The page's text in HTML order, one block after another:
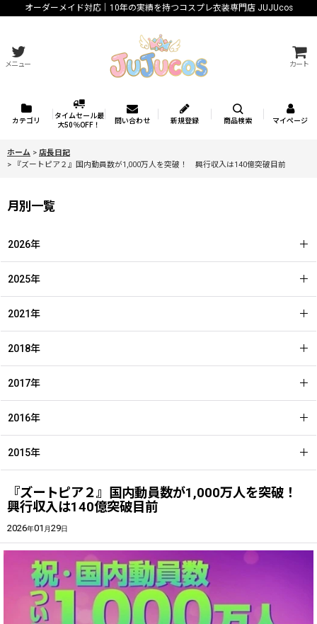
オーダーメイド対応｜10年の実績を持つコスプレ衣装専門店 JUJUcos
メニュー カート
カテゴリ
タイムセール最
大50％OFF！
問い合わせ 新規登録 商品検索 マイページ
ホーム > 店長日記
>
『ズートピア２』国内動員数が1,000万人を突破！ 興行収入は140億突破目前
『ズートピア２』国内動員数が1,000万人を突破！
興行収入は140億突破目前
2026年01 月29日
月別一覧
2026年
2025年
2021年
2018年
2017年
2016年
2015年